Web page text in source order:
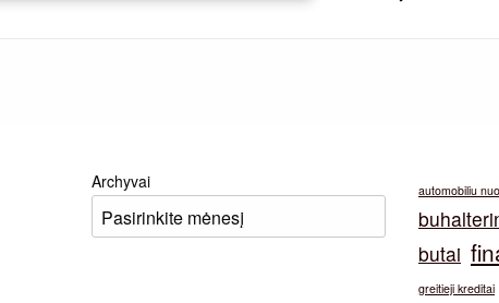
Archyvai automobiliu
butai
greitieji kreditai